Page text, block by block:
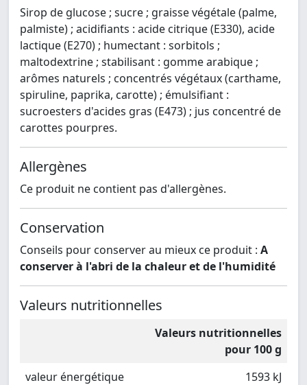
Sirop de glucose ; sucre ; graisse végétale (palme,
palmiste) ; acidifiants : acide citrique (E330), acide
lactique (E270) ; humectant : sorbitols ;
maltodextrine ; stabilisant : gomme arabique ;
arômes naturels ; concentrés végétaux (carthame,
spiruline, paprika, carotte) ; émulsifiant :
sucroesters d'acides gras (E473) ; jus concentré de
carottes pourpres.
Allergènes
Ce produit ne contient pas d'allergènes.
Conservation
Conseils pour conserver au mieux ce produit : A
conserver à l'abri de la chaleur et de l'humidité
Valeurs nutritionnelles
Valeurs nutritionnelles
pour 100 g
valeur énergétique
1593 kJ